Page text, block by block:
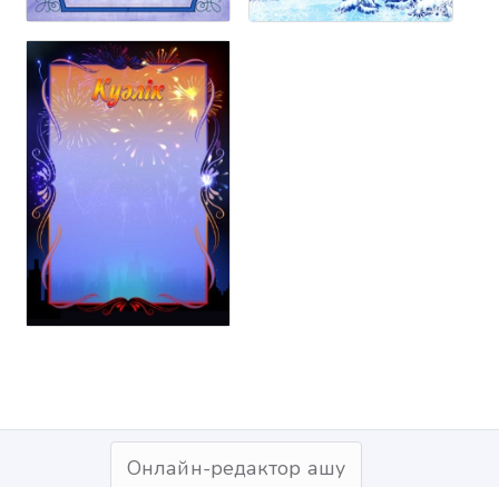
Онлайн-редактор ашу